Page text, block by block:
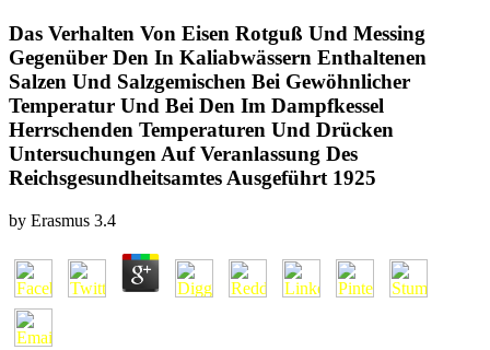
Das Verhalten Von Eisen Rotguß Und Messing
Gegenüber Den In Kaliabwässern Enthaltenen
Salzen Und Salzgemischen Bei Gewöhnlicher
Temperatur Und Bei Den Im Dampfkessel
Herrschenden Temperaturen Und Drücken
Untersuchungen Auf Veranlassung Des
Reichsgesundheitsamtes Ausgeführt 1925
by Erasmus 3.4